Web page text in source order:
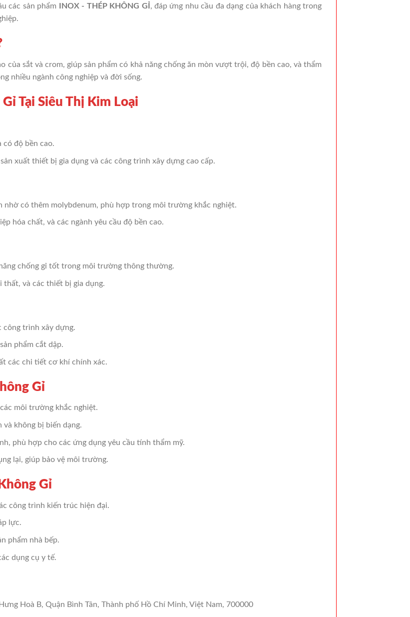
các sản phẩm INOX - THÉP KHÔNG GỈ , đáp ứng nhu cầu đa dạng của khách hàng trong
của sắt và crom, giúp sản phẩm có khả năng chống ăn mòn vượt trội, độ bền cao, và thẩm
nhiều ngành công nghiệp và đời sống.
Tại Siêu Thị Kim Loại
có độ bền cao.
xuất thiết bị gia dụng và các công trình xây dựng cao cấp.
có thêm molybdenum, phù hợp trong môi trường khắc nghiệt.
hóa chất, và các ngành yêu cầu độ bền cao.
chống gỉ tốt trong môi trường thông thường.
thất, và các thiết bị gia dụng.
công trình xây dựng.
phẩm cắt dập.
các chi tiết cơ khí chính xác.
Gỉ
môi trường khắc nghiệt.
không bị biến dạng.
phù hợp cho các ứng dụng yêu cầu tính thẩm mỹ.
lại, giúp bảo vệ môi trường.
Gỉ
công trình kiến trúc hiện đại.
lực.
phẩm nhà bếp.
dụng cụ y tế.
Hoà B, Quận Bình Tân, Thành phố Hồ Chí Minh, Việt Nam, 700000